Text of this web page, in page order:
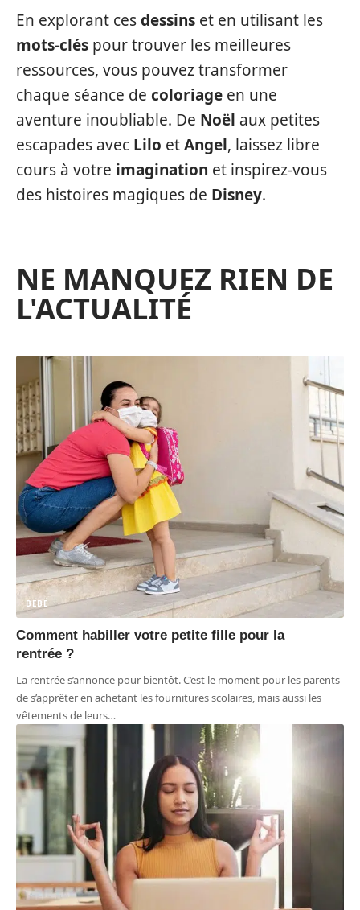
En explorant cesdessins et en utilisant les
mots-clés pour trouver les meilleures
ressources, vous pouvez transformer
chaque séance de coloriage en une
aventure inoubliable. De Noël aux petites
escapades avec Lilo etAngel, laissez libre
cours à votre imagination et inspirez-vous
des histoires magiques de Disney.
NE MANQUEZ RIEN DE
L'ACTUALITÉ
BÉBÉ
Comment habiller votre petite fille pour la
rentrée ?
La rentrée s’annonce pour bientôt. C’est le moment pour les parents
de s’apprêter en achetant les fournitures scolaires, mais aussi les
vêtements de leurs…